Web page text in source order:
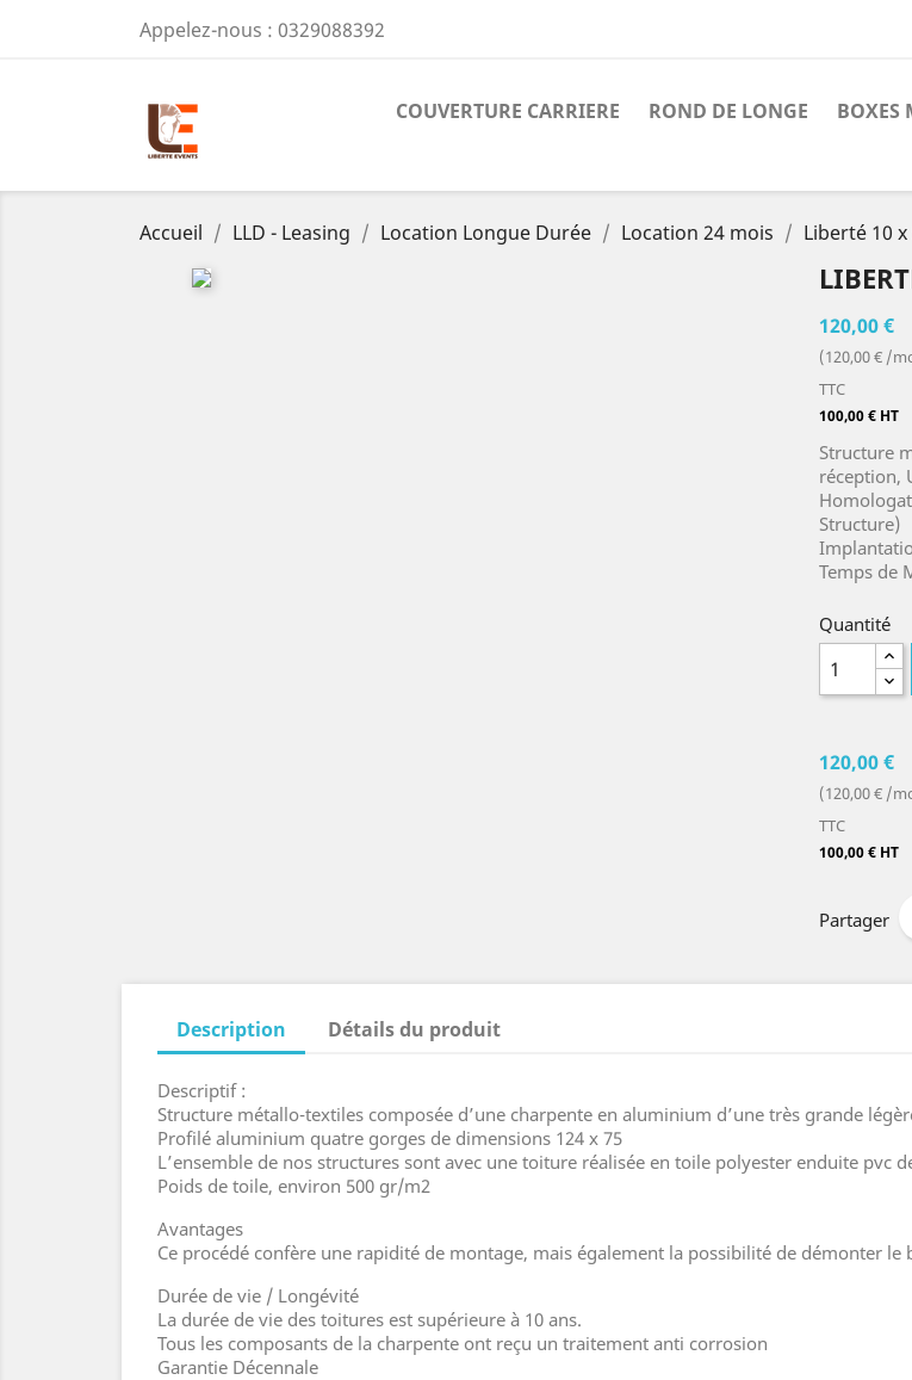
Appelez-nous : 0329088392
COUVERTURE CARRIERE ROND DE LONGE BOXES
Accueil LLD - Leasing Location Longue Durée Location 24 mois Liberté 10
120,00 €
(120,00 € /
TTC
100,00 € HT
Structure
réception,
Structure)
Temps de
Quantité
120,00 €
(120,00 € /
TTC
100,00 € HT
Partager
Description Détails du produit
Descriptif :
Structure métallo-textiles composée d’une charpente en aluminium d’une très grande
Profilé aluminium quatre gorges de dimensions 124 x 75
L’ensemble de nos structures sont avec une toiture réalisée en toile polyester enduite pvc
Poids de toile, environ 500 gr/m2
Avantages
Ce procédé confère une rapidité de montage, mais également la possibilité de démonter
Durée de vie / Longévité
La durée de vie des toitures est supérieure à 10 ans.
Tous les composants de la charpente ont reçu un traitement anti corrosion
Garantie Décennale